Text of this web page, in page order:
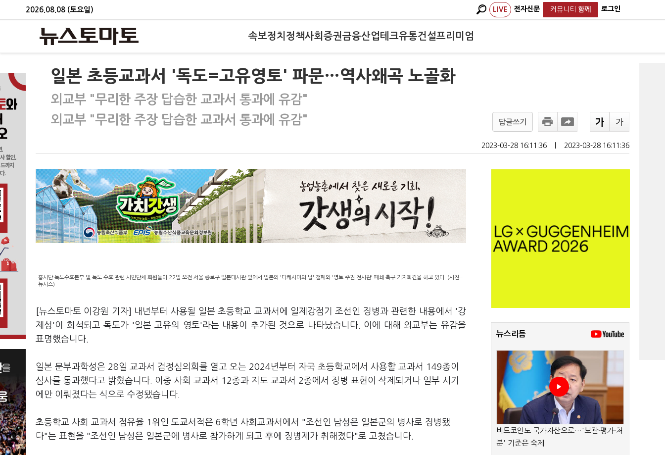
2026.08.08 (토요일) LIVE 전자신문 커뮤니티 함께 로그인
속보정치 정책사회 증권금융산업테크유통건설프리미엄
일본 초등교과서 '독도=고유영토' 파문…역사왜곡 노골화
외교부 "무리한 주장 답습한 교과서 통과에 유감"
외교부 "무리한 주장 답습한 교과서 통과에 유감"
답글쓰기
2023-03-28 16:11:36 2023-03-28 16:11:36
흥사단 독도수호본부 및 독도 수호 관련 시민단체 회원들이 22일 오전 서울 종로구 일본대사관 앞에서 일본의 '다케시마의 날' 철폐와 '영토 주권 전시관' 폐쇄 촉구 기자회견을 하고 있다. (사진=
뉴시스)
[뉴스토마토 이강원 기자] 내년부터 사용될 일본 초등학교 교과서에 일제강점기 조선인 징병과 관련한 내용에서 '강
제성'이 희석되고 독도가 '일본 고유의 영토'라는 내용이 추가된 것으로 나타났습니다. 이에 대해 외교부는 유감을
표명했습니다.
일본 문부과학성은 28일 교과서 검정심의회를 열고 오는 2024년부터 자국 초등학교에서 사용할 교과서 149종이
심사를 통과했다고 밝혔습니다. 이중 사회 교과서 12종과 지도 교과서 2종에서 징병 표현이 삭제되거나 일부 시기
에만 이뤄졌다는 식으로 수정됐습니다.
초등학교 사회 교과서 점유율 1위인 도쿄서적은 6학년 사회교과서에서 "조선인 남성은 일본군의 병사로 징병됐
다"는 표현을 "조선인 남성은 일본군에 병사로 참가하게 되고 후에 징병제가 취해졌다"로 고쳤습니다.
뉴스리듬
비트코인도 국가자산으로…'보관·평가·처
분' 기준은 숙제